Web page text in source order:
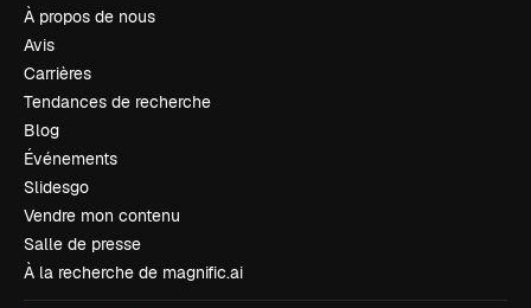
À propos de nous
Avis
Carrières
Tendances de recherche
Blog
Événements
Slidesgo
Vendre mon contenu
Salle de presse
À la recherche de magnific.ai